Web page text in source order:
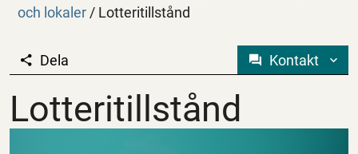
och lokaler / Lotteritillstånd
Lotteritillstånd
Dela Kontakt
Lotteritillstånd